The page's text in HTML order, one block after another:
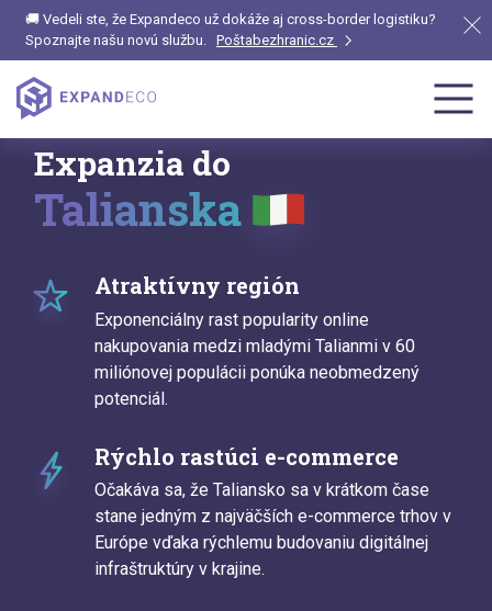
🚚 Vedeli ste, že Expandeco už dokáže aj cross-border logistiku?
Spoznajte našu novú službu. Poštabezhranic.cz
Expanzia do
Talianska
Atraktívny región
Exponenciálny rast popularity online
nakupovania medzi mladými Talianmi v 60
miliónovej populácii ponúka neobmedzený
potenciál.
Rýchlo rastúci e-commerce
Očakáva sa, že Taliansko sa v krátkom čase
stane jedným z najväčších e-commerce trhov v
Európe vďaka rýchlemu budovaniu digitálnej
infraštruktúry v krajine.